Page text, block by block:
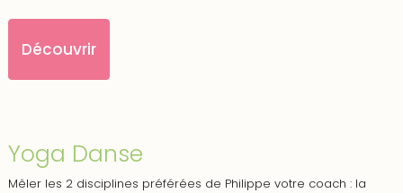
Découvrir
Yoga Danse
Mêler les 2 disciplines préférées de Philippe votre coach : la